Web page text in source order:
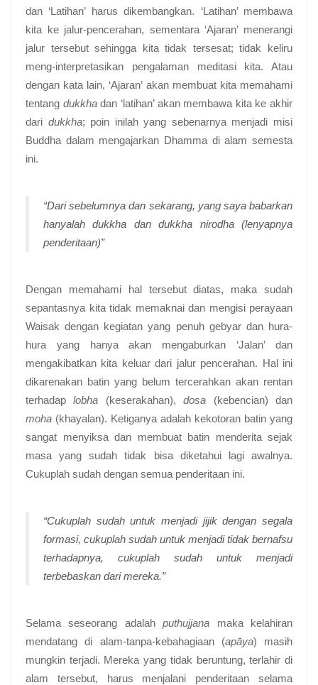
dan ‘Latihan’ harus dikembangkan. ‘Latihan’ membawa
kita ke jalur-pencerahan, sementara ‘Ajaran’ menerangi
jalur tersebut sehingga kita tidak tersesat; tidak keliru
meng-interpretasikan pengalaman meditasi kita. Atau
dengan kata lain, ‘Ajaran’ akan membuat kita memahami
tentang dukkhadan ‘latihan’ akan membawa kita ke akhir
dari dukkha; poin inilah yang sebenarnya menjadi misi
Buddha dalam mengajarkan Dhamma di alam semesta
ini.
“Dari sebelumnya dan sekarang, yang saya babarkan
hanyalahdukkha dandukkha nirodha(lenyapnya
penderitaan)”
Dengan memahami hal tersebut diatas, maka sudah
sepantasnya kita tidak memaknai dan mengisi perayaan
Waisak dengan kegiatan yang penuh gebyar dan hura-
hura yang hanya akan mengaburkan ‘Jalan’ dan
mengakibatkan kita keluar dari jalur pencerahan. Hal ini
dikarenakan batin yang belum tercerahkan akan rentan
terhadaplobha (keserakahan),dosa (kebencian) dan
moha (khayalan). Ketiganya adalah kekotoran batin yang
sangat menyiksa dan membuat batin menderita sejak
masa yang sudah tidak bisa diketahui lagi awalnya.
Cukuplah sudah dengan semua penderitaan ini.
“Cukuplah sudah untuk menjadi jijik dengan segala
formasi, cukuplah sudah untuk menjadi tidak bernafsu
terhadapnya, cukuplah sudah untuk menjadi
terbebaskan dari mereka.”
Selama seseorang adalahputhujjana maka kelahiran
mendatang di alam-tanpa-kebahagiaan (apāya) masih
mungkin terjadi. Mereka yang tidak beruntung, terlahir di
alam tersebut, harus menjalani penderitaan selama